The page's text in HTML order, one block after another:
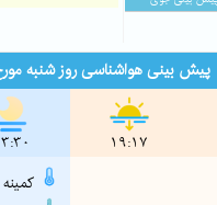
پیش بینی هواشناسی روز شنبه مورخ 1405/
17.7 °C :کمینه دما
19:17